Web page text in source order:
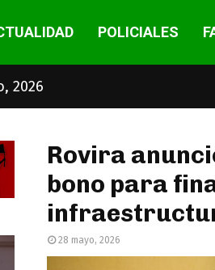
POLICIALES
2026
Rovira
bono para
28 mayo, 2026